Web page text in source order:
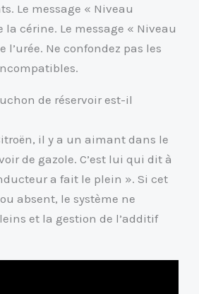
Le message « Niveau
la cérine. Le message « Niveau
l’urée. Ne confondez pas les
de réservoir est-il
il y a un aimant dans le
de gazole. C’est lui qui dit à
a fait le plein ». Si cet
absent, le système ne
et la gestion de l’additif